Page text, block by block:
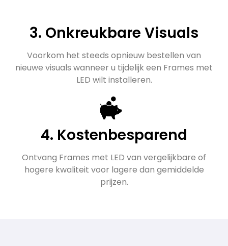
3. Onkreukbare Visuals
Voorkom het steeds opnieuw bestellen van
nieuwe visuals wanneer u tijdelijk een Frames met
LED wilt installeren.
4. Kostenbesparend
Ontvang Frames met LED van vergelijkbare of
hogere kwaliteit voor lagere dan gemiddelde
prijzen.